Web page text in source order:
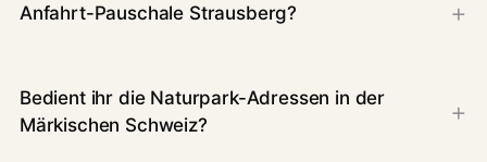
Anfahrt-Pauschale Strausberg?
Bedient ihr die Naturpark-Adressen in der
Märkischen Schweiz?